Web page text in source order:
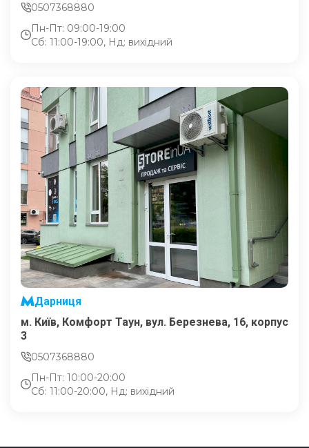
0507368880
Пн-Пт: 09:00-19:00
Сб: 11:00-19:00, Нд: вихідний
Дарниця
м. Київ, Комфорт Таун, вул. Березнева, 16, корпус
3
0507368880
Пн-Пт: 10:00-20:00
Сб: 11:00-20:00, Нд: вихідний